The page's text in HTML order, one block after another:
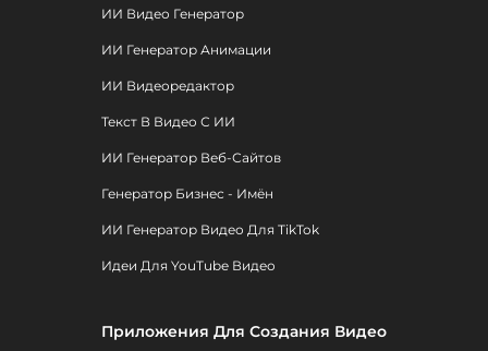
ИИ Видео Генератор
ИИ Генератор Анимации
ИИ Видеоредактор
Текст В Видео С ИИ
ИИ Генератор Веб-Сайтов
Генератор Бизнес - Имён
ИИ Генератор Видео Для TikTok
Идеи Для YouTube Видео
Приложения Для Создания Видео